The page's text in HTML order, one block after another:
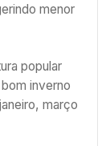
menor
popular
inverno
março